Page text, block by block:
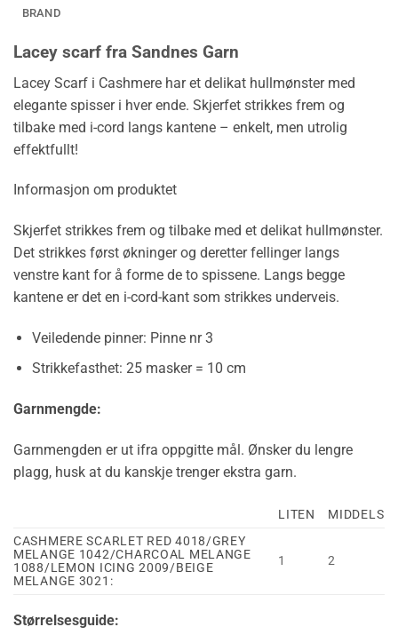
BRAND
Lacey scarf fra Sandnes Garn
Lacey Scarf i Cashmere har et delikat hullmønster med
elegante spisser i hver ende. Skjerfet strikkes frem og
tilbake med i-cord langs kantene – enkelt, men utrolig
effektfullt!
Informasjon om produktet
Skjerfet strikkes frem og tilbake med et delikat hullmønster.
Det strikkes først økninger og deretter fellinger langs
venstre kant for å forme de to spissene. Langs begge
kantene er det en i-cord-kant som strikkes underveis.
Veiledende pinner: Pinne nr 3
Strikkefasthet: 25 masker = 10 cm
Garnmengde:
Garnmengden er ut ifra oppgitte mål. Ønsker du lengre
plagg, husk at du kanskje trenger ekstra garn.
LITEN
MIDDELS
CASHMERE SCARLET RED 4018/GREY
MELANGE 1042/CHARCOAL MELANGE
1088/LEMON ICING 2009/BEIGE
MELANGE 3021:
1 2
Størrelsesguide: